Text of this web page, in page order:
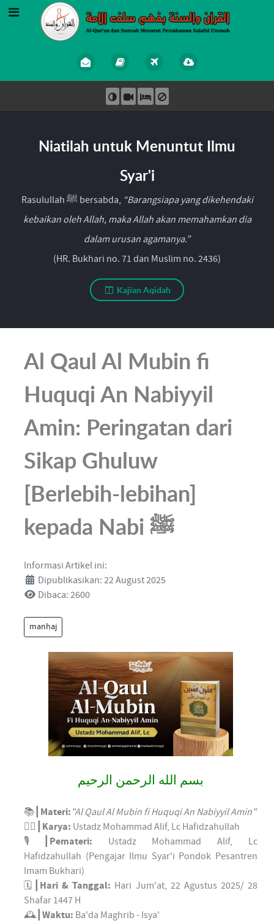
Niatilah untuk Menuntut Ilmu
Syar'i
Rasulullah ﷺ bersabda, “Barangsiapa yang dikehendaki
kebaikan oleh Allah, maka Allah akan memahamkan dia
dalam urusan agamanya.”
(HR. Bukhari no. 71 dan Muslim no. 2436)
Kajian Aqidah
Al Qaul Al Mubin fi
Huquqi An Nabiyyil
Amin: Peringatan dari
Sikap Ghuluw
[Berlebih-lebihan]
kepada Nabi ﷺ
Informasi Artikel ini:
Dipublikasikan: 22 August 2025
Dibaca: 2600
manhaj
بسم الله الرحمن الرحيم
📚┃ Materi: "Al Qaul Al Mubin fi Huquqi An Nabiyyil Amin"
✍🏼┃ Karya: Ustadz Mohammad Alif, Lc Hafidzahullah
🎙┃ Pemateri: Ustadz Mohammad Alif, Lc
Hafidzahullah (Pengajar Ilmu Syar'i Pondok Pesantren
Imam Bukhari)
🗓┃ Hari & Tanggal: Hari Jum'at, 22 Agustus 2025/ 28
Shafar 1447 H
🕰┃ Waktu: Ba'da Maghrib - Isya'